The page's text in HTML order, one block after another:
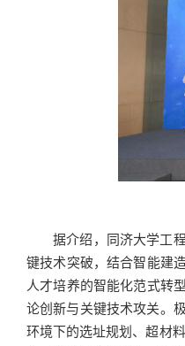
据介绍，同济大学工
键技术突破，结合智能建
人才培养的智能化范式转
论创新与关键技术攻关。
环境下的选址规划、超材